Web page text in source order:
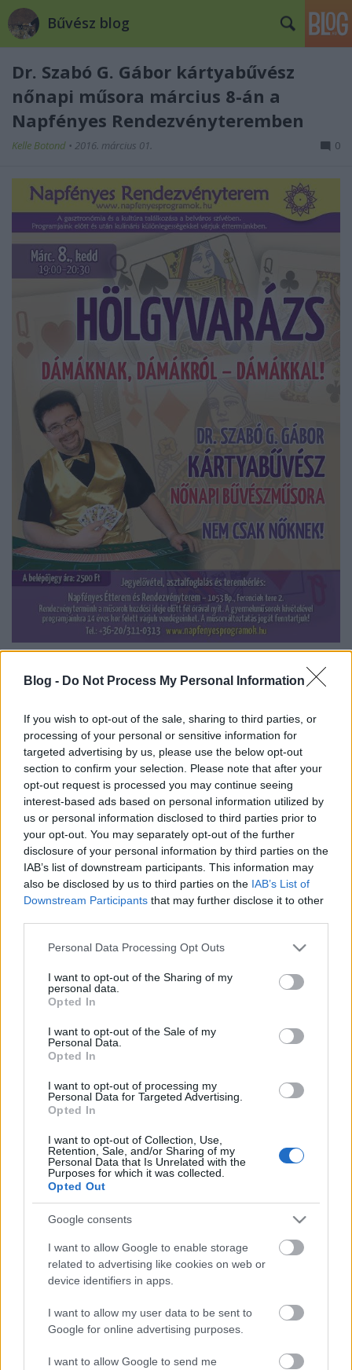
Blog - Do Not Process My Personal Information
If you wish to opt-out of the sale, sharing to third parties, or
processing of your personal or sensitive information for
targeted advertising by us, please use the below opt-out
section to confirm your selection. Please note that after your
opt-out request is processed you may continue seeing
interest-based ads based on personal information utilized by
us or personal information disclosed to third parties prior to
your opt-out. You may separately opt-out of the further
disclosure of your personal information by third parties on the
IAB’s list of downstream participants. This information may
also be disclosed by us to third parties on the IAB’s List of
Downstream Participants that may further disclose it to other
Please note that this website/app uses one or more Google
not limited to your visit or usage behaviour. You may click to
grant or deny consent to Google and its third-party tags to
use your data for below specified purposes in below Google
consent section.
Personal Data Processing Opt Outs
I want to opt-out of the Sharing of my
personal data.
Opted In
I want to opt-out of the Sale of my
Personal Data.
Opted In
I want to opt-out of processing my
Personal Data for Targeted Advertising.
Opted In
I want to opt-out of Collection, Use,
Retention, Sale, and/or Sharing of my
Personal Data that Is Unrelated with the
Purposes for which it was collected.
Opted Out
Google consents
I want to allow Google to enable storage
related to advertising like cookies on web or
device identifiers in apps.
I want to allow my user data to be sent to
Google for online advertising purposes.
I want to allow Google to send me
Bűvész blog
Dr. Szabó G. Gábor kártyabűvész
nőnapi műsora március 8-án a
Napfényes Rendezvényteremben
Kelle Botond • 2016. március 01. 0
2016. március 8. kedd, 19:00-20:30
Hölgyvarázs - Dámáknak, dámákról - dámákkal!
Dr. Szabó G. Gábor kártyabűvész nőnapi műsora,
Helyszín: Napfényes Rendezvényterem, Ferenciek
tere 2. (bejárat a Curia utca felől)
Van egy magyar bűvész, akit bár - a bűvészeken kívül
- viszonylag kevesen ismernek itthon, annál inkább
elismernek külföldön. Ha pedig végigpörgeti ujjai
között az utolsó lapokat: olyasmi hallatszik, mint a
hársfák zizegése őszi éjszakán, megérint bennünket
valami hűvös fuvallat és komor árnyékok
kergetőznek a levegőben.
két keze. Nézzék őt jókedvvel, lássanak bele abba a
cselekedjék meg vele azt a rossz vagy jó tréfát, hogy
mikor tarka halomba bűvöli a sok világi lim-lomot,
mindazt, ami szép, kedves és vidám!
Belépő: 2.500 Ft
A program 14 éves kor felett látogatható.
Jegyek elővételben kaphatók a Napfényes
Étteremben
(1053 Budapest, Ferenciek tere 2.,+36 20 311 0313
A rendezvényterem a rendezvények napján 18
órakor nyit.
A helyszínen vendégeinket frissítőkkel,
szendvicsekkel és süteményekkel várjuk!
Az étterem és a rendezvényterem területén a
dohányzás és az alkoholfogyasztás nem
www.napfenyesprogramok.hu